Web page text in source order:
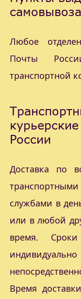
Любое
Почты
транспортной
России
Доставка по
службами в
или в любой
время. Сроки
Время